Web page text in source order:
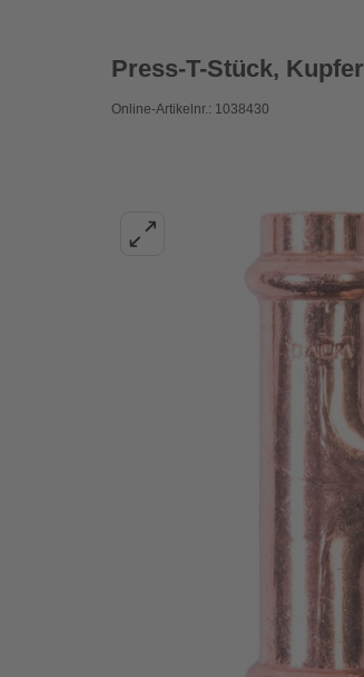
Press-T-Stück, Kupfer
Online-Artikelnr.: 1038430